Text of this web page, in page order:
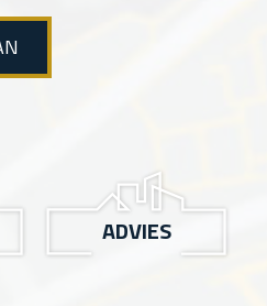
ADVIES